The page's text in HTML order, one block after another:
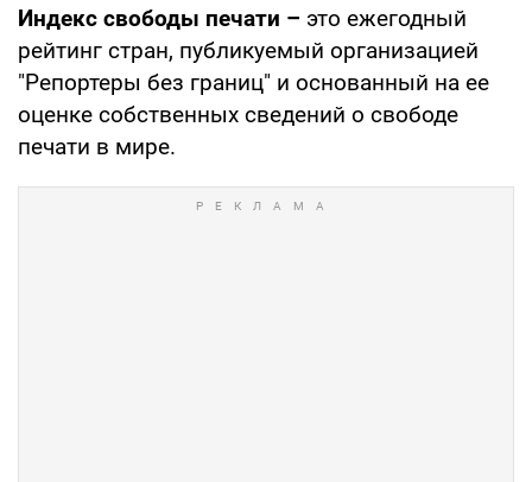
Индекс свободы печати – это ежегодный
рейтинг стран, публикуемый организацией
"Репортеры без границ" и основанный на ее
оценке собственных сведений о свободе
печати в мире.